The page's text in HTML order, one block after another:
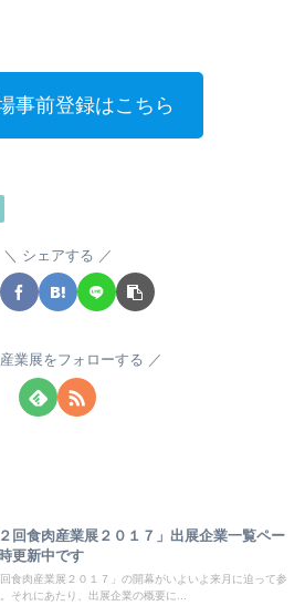
事前登録はこちら
シェアする
業展をフォローする
２回食肉産業展２０１７」出展企業一覧ペー
更新中です
回食肉産業展２０１７」の開幕がいよいよ来月に迫って参
それにあたり、出展企業の概要に...